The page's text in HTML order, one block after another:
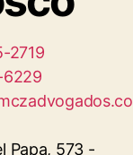
2719
6229
Papa, 573 -